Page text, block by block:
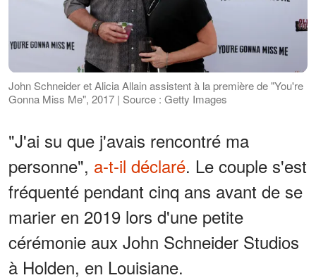
John Schneider et Alicia Allain assistent à la première de "You're
Gonna Miss Me", 2017 | Source : Getty Images
"J'ai su que j'avais rencontré ma
personne", a-t-il déclaré. Le couple s'est
fréquenté pendant cinq ans avant de se
marier en 2019 lors d'une petite
cérémonie aux John Schneider Studios
à Holden, en Louisiane.